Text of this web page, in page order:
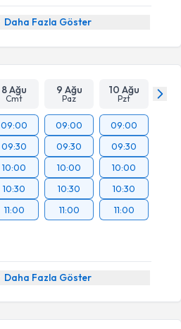
Daha Fazla Göster
8 Ağu
Cmt
9 Ağu
Paz
10 Ağu
Pzt
09:00
09:30
10:00
10:30
11:00
09:00
09:30
10:00
10:30
11:00
09:00
09:30
10:00
10:30
11:00
Daha Fazla Göster